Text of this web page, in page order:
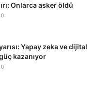
Onlarca asker öldü
0
Yapay zeka ve dijital
kazanıyor
0